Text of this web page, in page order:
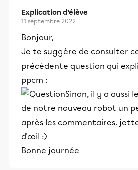
Explication d’élève
11 septembre 2022
Bonjour,
Je te suggère de consulter
précédente question qui
ppcm :
Sinon, il y a aussi
de notre nouveau robot un
après les commentaires.
d'œil :)
Bonne journée